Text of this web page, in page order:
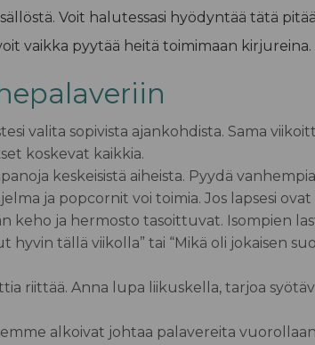
Voit halutessasi hyödyntää tätä
vaikka pyytää heitä toimimaan kirjureina.
valita sopivista ajankohdista. Sama
koskevat kaikkia.
keskeisistä aiheista. Pyydä
ja popcornit voi toimia. Jos lapsesi
keho ja hermosto tasoittuvat. Isompien
hyvin tällä viikolla” tai “Mikä oli jokaisen
riittää. Anna lupa liikuskella, tarjoa
alkoivat johtaa palavereita